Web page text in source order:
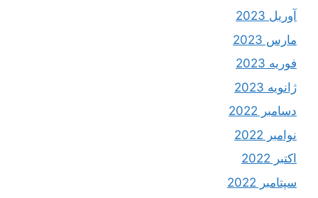
آوریل 2023
مارس 2023
فوریه 2023
ژانویه 2023
دسامبر 2022
نوامبر 2022
اکتبر 2022
سپتامبر 2022